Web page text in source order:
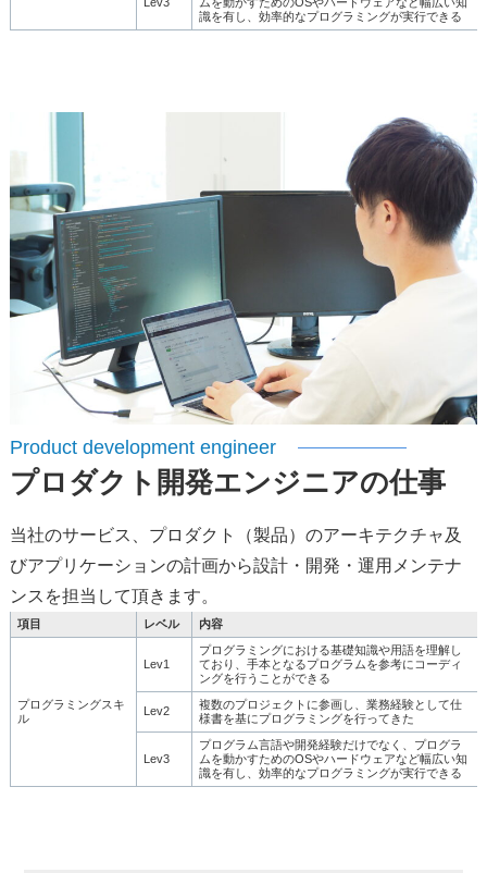
識を有し、効率的なプログラミングが実行できる
Product development engineer
プロダクト開発エンジニアの仕事
当社のサービス、プロダクト（製品）のアーキテクチャ及
びアプリケーションの計画から設計・開発・運用メンテナ
ンスを担当して頂きます。
項目 レベル 内容
プログラミングスキ
ル
Lev1
プログラミングにおける基礎知識や用語を理解し
ており、手本となるプログラムを参考にコーディ
ングを行うことができる
Lev2
複数のプロジェクトに参画し、業務経験として仕
様書を基にプログラミングを行ってきた
Lev3
プログラム言語や開発経験だけでなく、プログラ
ムを動かすためのOSやハードウェアなど幅広い知
識を有し、効率的なプログラミングが実行できる